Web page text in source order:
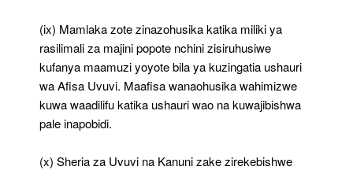
(ix) Mamlaka zote zinazohusika katika miliki ya
rasilimali za majini popote nchini zisiruhusiwe
kufanya maamuzi yoyote bila ya kuzingatia ushauri
wa Afisa Uvuvi. Maafisa wanaohusika wahimizwe
kuwa waadilifu katika ushauri wao na kuwajibishwa
pale inapobidi.
(x) Sheria za Uvuvi na Kanuni zake zirekebishwe